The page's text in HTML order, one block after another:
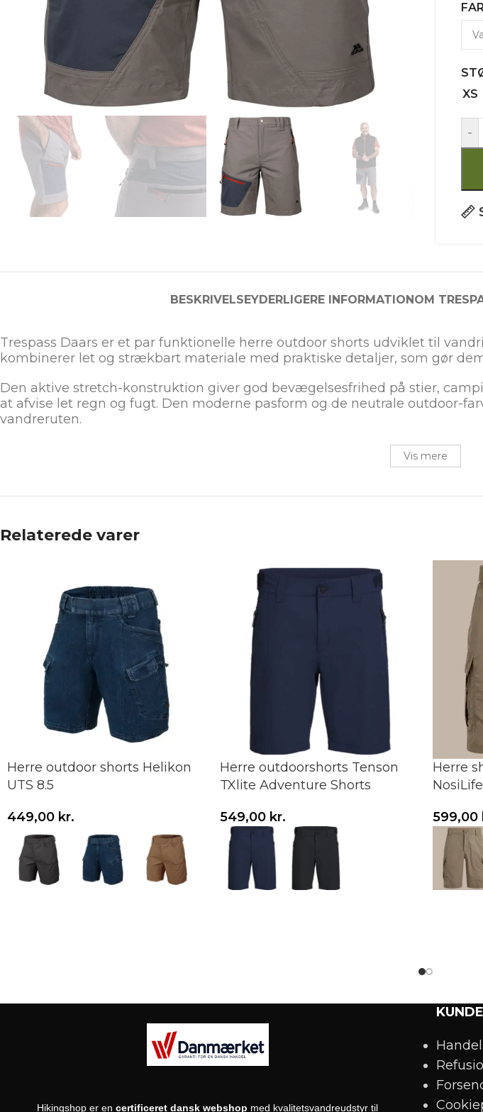
XS
-
BESKRIVELSEYDERLIGERE INFORMATIONOM
Trespass Daars er et par funktionelle herre outdoor shorts udviklet til
kombinerer let og strækbart materiale med praktiske detaljer, som gør
Den aktive stretch-konstruktion giver god bevægelsesfrihed på stier,
at afvise let regn og fugt. Den moderne pasform og de neutrale outdoor-
vandreruten.
Vis mere
Relaterede varer
Herre outdoor shorts Helikon
UTS 8.5
449,00 kr.
Vælg variant
Herre outdoorshorts Tenson
TXlite Adventure Shorts
549,00 kr.
Vælg variant
Herre
599,00
Vælg
Hikingshop er en certificeret dansk webshop med kvalitetsvandreudstyr til